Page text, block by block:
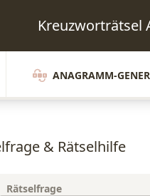
Kreuzworträtsel
ANAGRAMM-
& Rätselhilfe
Rätselfrage